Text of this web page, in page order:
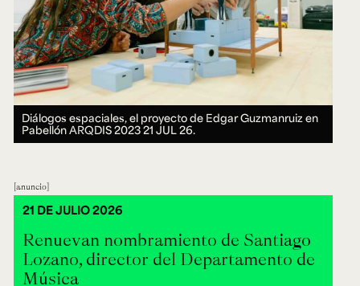
Diálogos espaciales, el proyecto de Edgar Guzmanruiz en
Pabellón ARQDIS 202321 JUL 26.
anuncio
Renuevan nombramiento de Santiago
Lozano, director del Departamento de
Música
21 DE JULIO 2026